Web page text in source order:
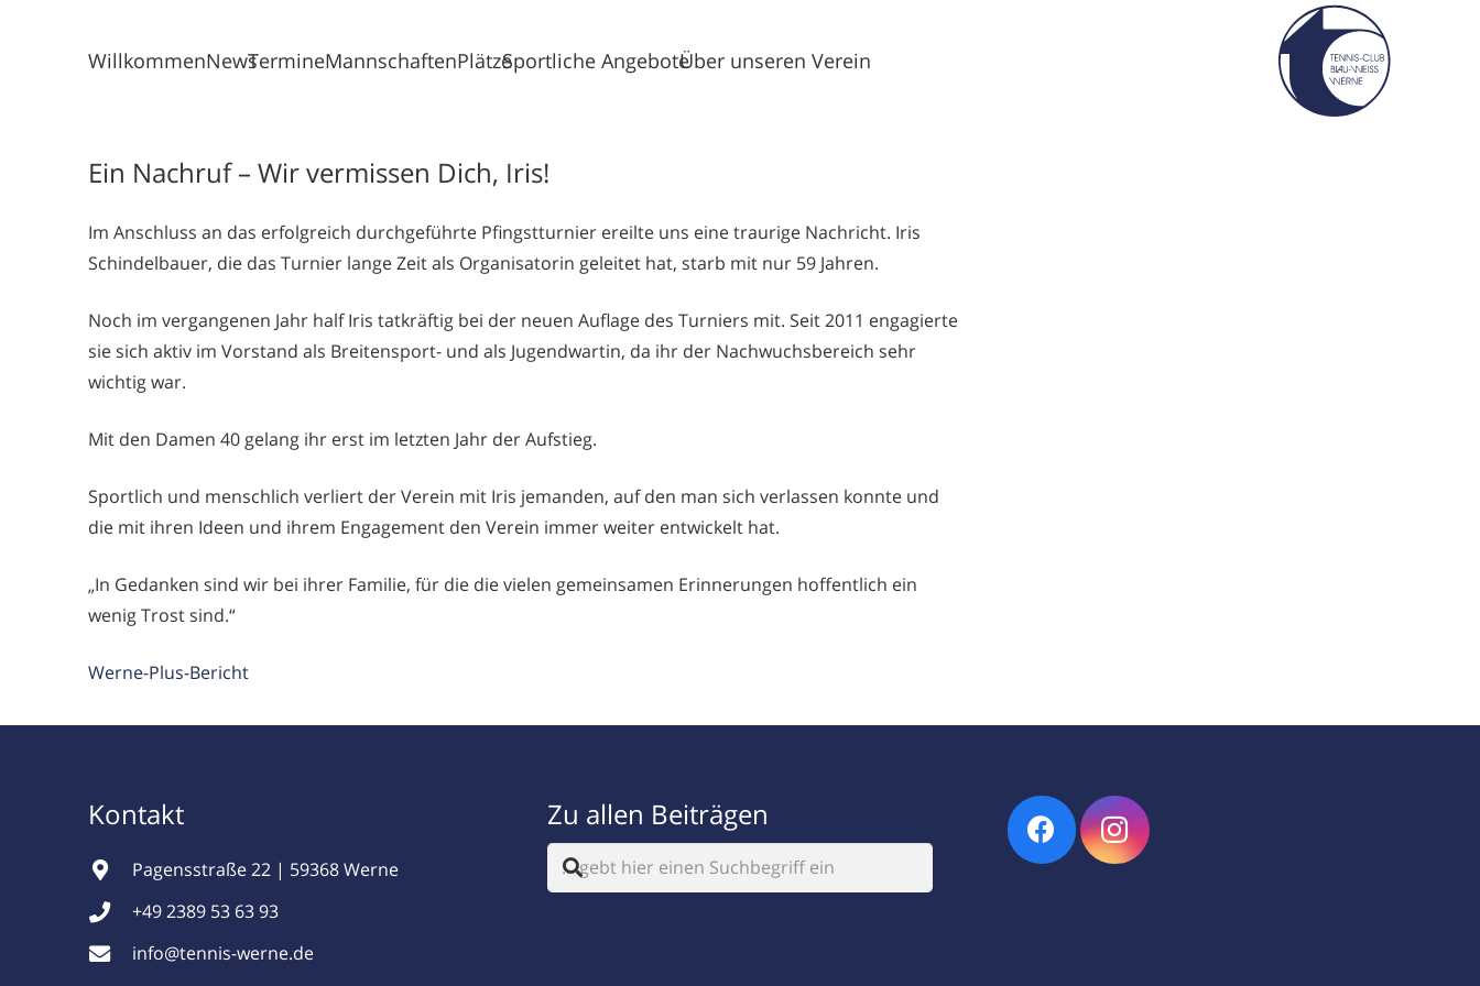
WillkommenNewsTermineMannschaftenPlätzeSportliche AngeboteÜber unseren Verein
Ein Nachruf – Wir vermissen Dich, Iris!
Im Anschluss an das erfolgreich durchgeführte Pfingstturnier ereilte uns eine traurige Nachricht. Iris
Schindelbauer, die das Turnier lange Zeit als Organisatorin geleitet hat, starb mit nur 59 Jahren.
Noch im vergangenen Jahr half Iris tatkräftig bei der neuen Auflage des Turniers mit. Seit 2011 engagierte
sie sich aktiv im Vorstand als Breitensport- und als Jugendwartin, da ihr der Nachwuchsbereich sehr
wichtig war.
Mit den Damen 40 gelang ihr erst im letzten Jahr der Aufstieg.
Sportlich und menschlich verliert der Verein mit Iris jemanden, auf den man sich verlassen konnte und
die mit ihren Ideen und ihrem Engagement den Verein immer weiter entwickelt hat.
„In Gedanken sind wir bei ihrer Familie, für die die vielen gemeinsamen Erinnerungen hoffentlich ein
wenig Trost sind.“
Werne-Plus-Bericht
Kontakt
Pagensstraße 22 | 59368 Werne
+49 2389 53 63 93
info@tennis-werne.de
Zu allen Beiträgen